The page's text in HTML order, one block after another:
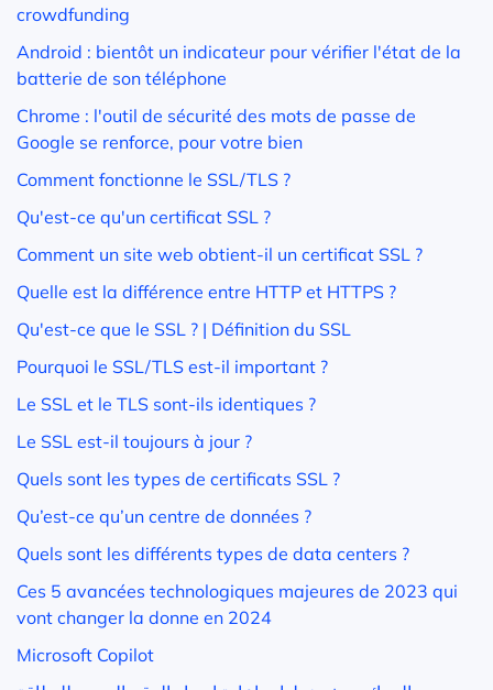
crowdfunding
Android : bientôt un indicateur pour vérifier l'état de la
batterie de son téléphone
Chrome : l'outil de sécurité des mots de passe de
Google se renforce, pour votre bien
Comment fonctionne le SSL/TLS ?
Qu'est-ce qu'un certificat SSL ?
Comment un site web obtient-il un certificat SSL ?
Quelle est la différence entre HTTP et HTTPS ?
Qu'est-ce que le SSL ? | Définition du SSL
Pourquoi le SSL/TLS est-il important ?
Le SSL et le TLS sont-ils identiques ?
Le SSL est-il toujours à jour ?
Quels sont les types de certificats SSL ?
Qu’est-ce qu’un centre de données ?
Quels sont les différents types de data centers ?
Ces 5 avancées technologiques majeures de 2023 qui
vont changer la donne en 2024
Microsoft Copilot